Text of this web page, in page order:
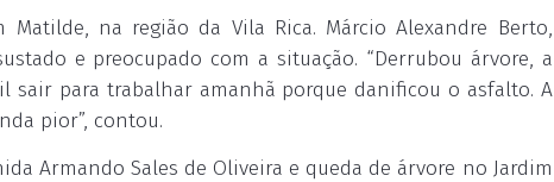
na região da Vila Rica. Márcio Alexandre Berto,
e preocupado com a situação. “Derrubou árvore, a
sair para trabalhar amanhã porque danificou o asfalto. A
pior”, contou.
Armando Sales de Oliveira e queda de árvore no Jardim